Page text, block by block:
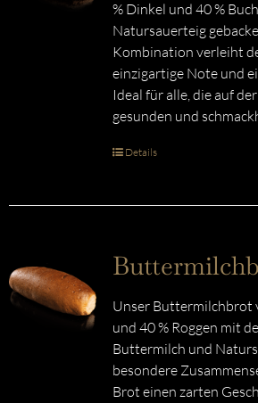
% Dinkel und 40 %
Natursauerteig
Kombination verleiht
einzigartige Note und
Ideal für alle, die auf
gesunden und
Details
Unser Buttermilchbrot
und 40 % Roggen mit
Buttermilch und
besondere
Brot einen zarten